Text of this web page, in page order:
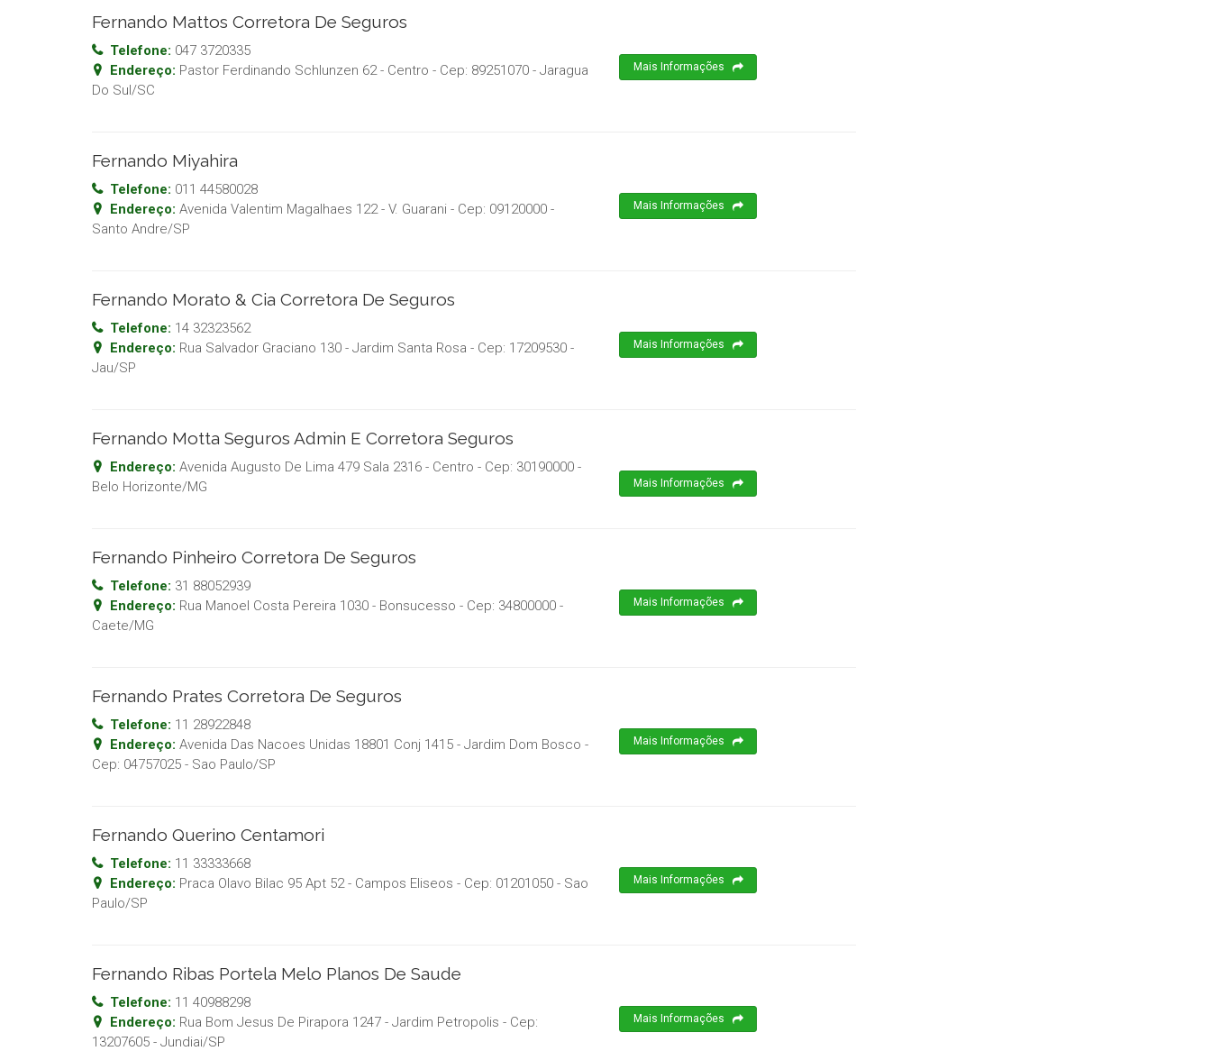
Fernando Mattos Corretora De Seguros
Telefone: 047 3720335
Endereço: Pastor Ferdinando Schlunzen 62 - Centro - Cep: 89251070 - Jaragua
Do Sul/SC
Mais Informações
Fernando Miyahira
Telefone: 011 44580028
Endereço: Avenida Valentim Magalhaes 122 - V. Guarani - Cep: 09120000 -
Santo Andre/SP
Mais Informações
Fernando Morato & Cia Corretora De Seguros
Telefone: 14 32323562
Endereço: Rua Salvador Graciano 130 - Jardim Santa Rosa - Cep: 17209530 -
Jau/SP
Mais Informações
Fernando Motta Seguros Admin E Corretora Seguros
Endereço: Avenida Augusto De Lima 479 Sala 2316 - Centro - Cep: 30190000 -
Belo Horizonte/MG Mais Informações
Fernando Pinheiro Corretora De Seguros
Telefone: 31 88052939
Endereço: Rua Manoel Costa Pereira 1030 - Bonsucesso - Cep: 34800000 -
Caete/MG
Mais Informações
Fernando Prates Corretora De Seguros
Telefone: 11 28922848
Endereço: Avenida Das Nacoes Unidas 18801 Conj 1415 - Jardim Dom Bosco -
Cep: 04757025 - Sao Paulo/SP
Mais Informações
Fernando Querino Centamori
Telefone: 11 33333668
Endereço: Praca Olavo Bilac 95 Apt 52 - Campos Eliseos - Cep: 01201050 - Sao
Paulo/SP
Mais Informações
Fernando Ribas Portela Melo Planos De Saude
Telefone: 11 40988298
Endereço: Rua Bom Jesus De Pirapora 1247 - Jardim Petropolis - Cep:
13207605 - Jundiai/SP
Mais Informações